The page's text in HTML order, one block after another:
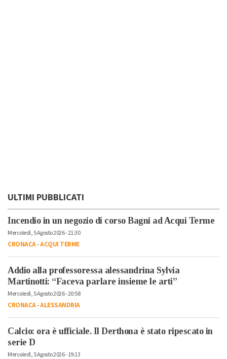
ULTIMI PUBBLICATI
Incendio in un negozio di corso Bagni ad Acqui Terme
Mercoledì, 5 Agosto 2026 - 21:30
CRONACA-ACQUI TERME
Addio alla professoressa alessandrina Sylvia
Martinotti: “Faceva parlare insieme le arti”
Mercoledì, 5 Agosto 2026 - 20:58
CRONACA-ALESSANDRIA
Calcio: ora è ufficiale. Il Derthona è stato ripescato in
serie D
Mercoledì, 5 Agosto 2026 - 19:13